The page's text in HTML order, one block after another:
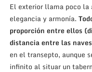
El exterior llama poco
elegancia y armonía.
proporción entre ellos
distancia entre las
en el transepto, aunque
infinito al situar un